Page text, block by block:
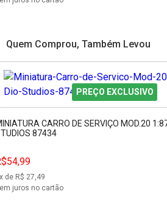
Quem Comprou, Também Levou
PREÇO EXCLUSIVO
CARRO DE SERVIÇO MOD.20
87434
x de R$ 27,49
juros no cartão